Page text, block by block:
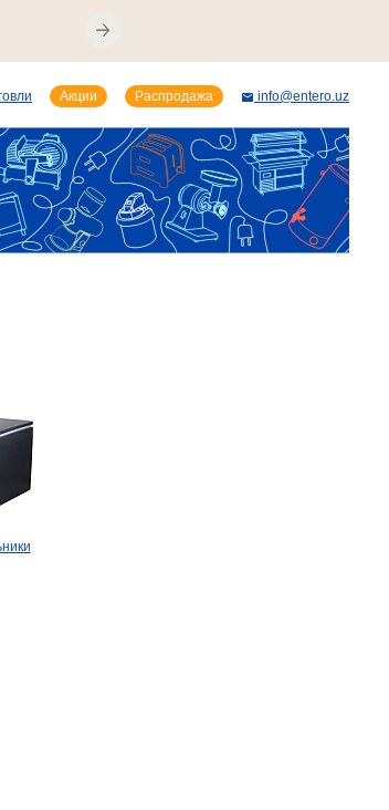
Акции Распродажа info@entero.uz